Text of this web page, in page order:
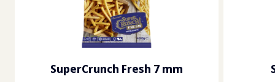
SuperCrunch Fresh 7 mm